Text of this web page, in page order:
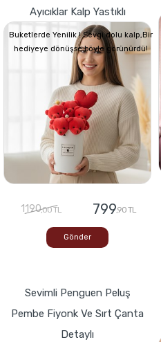
Ayıcıklar Kalp Yastıklı
Buketlerde Yenilik ! Sevgi dolu kalp,Bir
hediyeye dönüşse böyle görünürdü!
1190,00 TL 799,90 TL
Gönder
Sevimli Penguen Peluş
Pembe Fiyonk Ve Sırt Çanta
Detaylı